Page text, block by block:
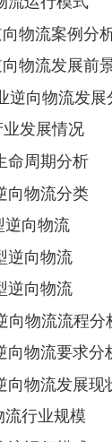
物流案例分
物流发展前
逆向物流发展
业发展情况
命周期分析
向物流分类
逆向物流
逆向物流
逆向物流
向物流流程分
向物流要求分
向物流发展现
流行业规模